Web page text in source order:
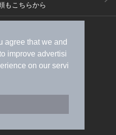
agree that we and
improve advertisi
on our servi
もこちらから
）
広告出稿のご案内
イルMEMBERS+規約
記
ヘルプ
採用情報